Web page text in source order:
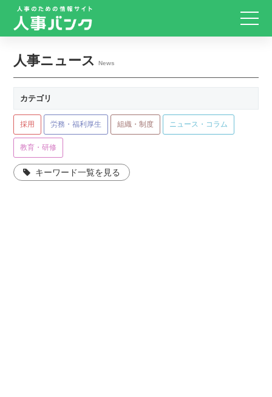
人事ニュース News
カテゴリ
採用 労務・福利厚生 組織・制度 ニュース・コラム
教育・研修
キーワード一覧を見る